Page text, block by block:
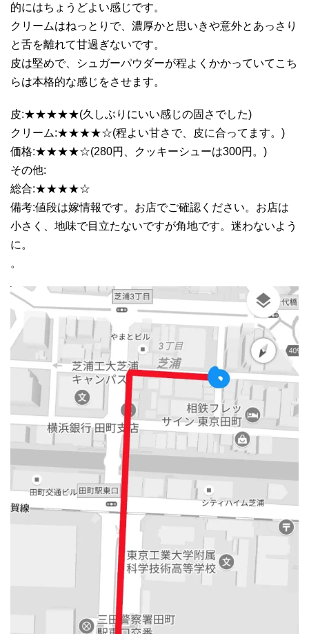
的にはちょうどよい感じです。
クリームはねっとりで、濃厚かと思いきや意外とあっさり
と舌を離れて甘過ぎないです。
皮は堅めで、シュガーパウダーが程よくかかっていてこち
らは本格的な感じをさせます。
皮:★★★★★(久しぶりにいい感じの固さでした)
クリーム:★★★★☆(程よい甘さで、皮に合ってます。)
価格:★★★★☆(280円、クッキーシューは300円。)
その他:
総合:★★★★☆
備考:値段は嫁情報です。お店でご確認ください。お店は
小さく、地味で目立たないですが角地です。迷わないよう
に。
。